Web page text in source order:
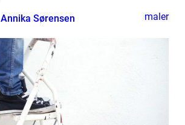
Annika Sørensen maler